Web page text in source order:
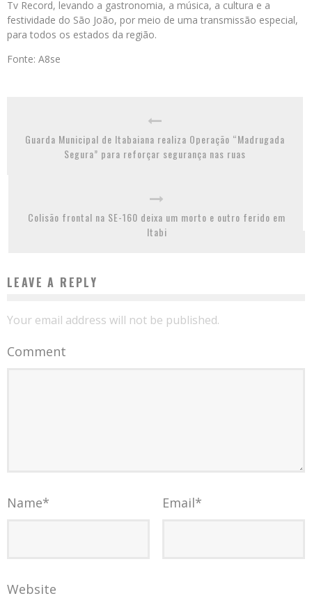
Tv Record, levando a gastronomia, a música, a cultura e a
festividade do São João, por meio de uma transmissão especial,
para todos os estados da região.
Fonte: A8se
Guarda Municipal de Itabaiana realiza Operação “Madrugada
Segura” para reforçar segurança nas ruas
Colisão frontal na SE-160 deixa um morto e outro ferido em
Itabi
LEAVE A REPLY
Your email address will not be published.
Comment
Name* Email*
Website